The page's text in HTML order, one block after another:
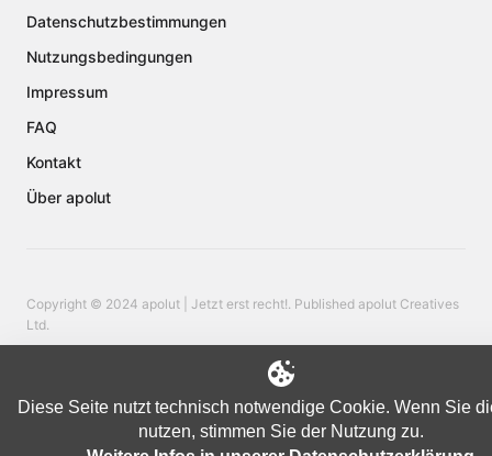
Datenschutzbestimmungen
Nutzungsbedingungen
Impressum
FAQ
Kontakt
Über apolut
Copyright © 2024 apolut | Jetzt erst recht!. Published apolut Creatives
Ltd.
Diese Seite nutzt technisch notwendige Cookie. Wenn Sie
nutzen, stimmen Sie der Nutzung zu.